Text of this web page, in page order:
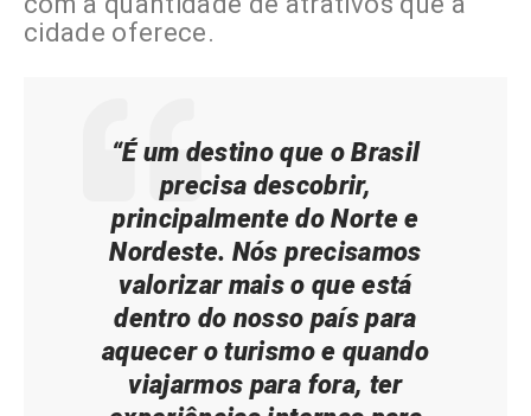
cidade oferece.
“É um destino que o Brasil
precisa descobrir,
principalmente do Norte e
Nordeste. Nós precisamos
valorizar mais o que está
dentro do nosso país para
aquecer o turismo e quando
viajarmos para fora, ter